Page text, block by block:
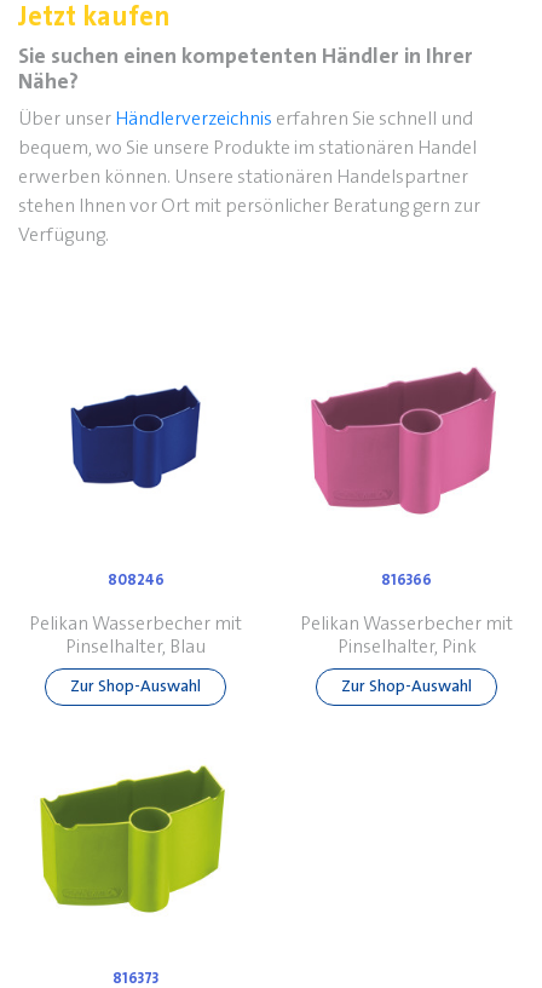
Jetzt kaufen
Sie suchen einen kompetenten Händler in Ihrer
Nähe?
Über unser Händlerverzeichnis erfahren Sie schnell und
bequem, wo Sie unsere Produkte im stationären Handel
erwerben können. Unsere stationären Handelspartner
stehen Ihnen vor Ort mit persönlicher Beratung gern zur
Verfügung.
808246
Pelikan Wasserbecher mit
Pinselhalter, Blau
Zur Shop-Auswahl
816366
Pelikan Wasserbecher mit
Pinselhalter, Pink
Zur Shop-Auswahl
816373